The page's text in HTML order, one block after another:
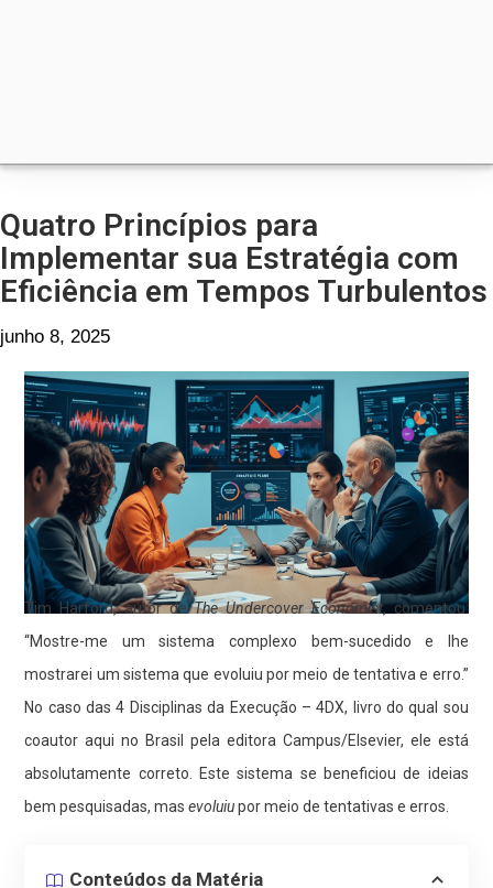
Quatro Princípios para
Implementar sua Estratégia com
Eficiência em Tempos Turbulentos
junho 8, 2025
Tim Harford, autor deThe Undercover Economist, comentou:
“Mostre-me um sistema complexo bem-sucedido e lhe
mostrarei um sistema que evoluiu por meio de tentativa e erro.”
No caso das 4 Disciplinas da Execução – 4DX, livro do qual sou
coautor aqui no Brasil pela editora Campus/Elsevier, ele está
absolutamente correto. Este sistema se beneficiou de ideias
bem pesquisadas, masevoluiupor meio de tentativas e erros.
Conteúdos da Matéria